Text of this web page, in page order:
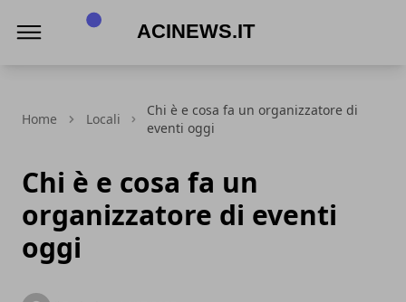
Home Locali
Chi è e cosa fa un organizzatore di
eventi oggi
Chi è e cosa fa un
organizzatore di eventi
oggi